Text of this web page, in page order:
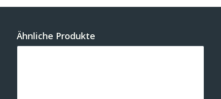
Ähnliche Produkte